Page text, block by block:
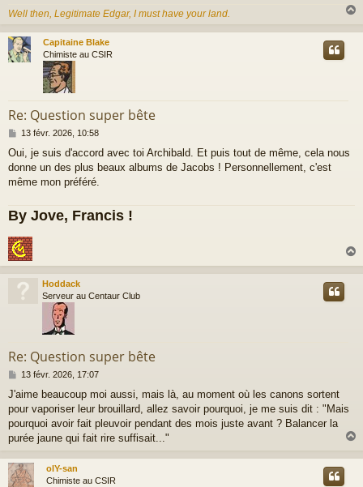
Well then, Legitimate Edgar, I must have your land.
u
Capitaine Blake
Chimiste au CSIR
Re: Question super bête
M
s
s
a
13 févr. 2026, 10:58
Oui, je suis d'accord avec toi Archibald. Et puis tout de même, cela nous
donne un des plus beaux albums de Jacobs ! Personnellement, c'est
même mon préféré.
By Jove, Francis !
a
Hoddack
Serveur au Centaur Club
Re: Question super bête
M
s
s
a
g
13 févr. 2026, 17:07
J'aime beaucoup moi aussi, mais là, au moment où les canons sortent
pour vaporiser leur brouillard, allez savoir pourquoi, je me suis dit : "Mais
pourquoi avoir fait pleuvoir pendant des mois juste avant ? Balancer la
purée jaune qui fait rire suffisait..."
u
olY-san
Chimiste au CSIR